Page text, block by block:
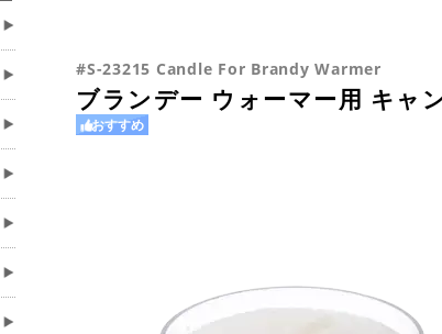
#S-23215 Candle For Brandy Warmer
ブランデー ウォーマー用 キャ
おすすめ